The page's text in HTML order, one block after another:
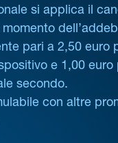
si applica il
pari a 2,50 euro
e 1,00 euro
secondo.
con altre